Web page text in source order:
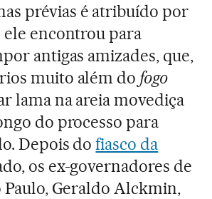
prévias é atribuído por
ele encontrou para
antigas amizades, que,
muito além do fogo
lama na areia movediça
do processo para
Depois dofiasco da
os ex-governadores de
Paulo, Geraldo Alckmin,